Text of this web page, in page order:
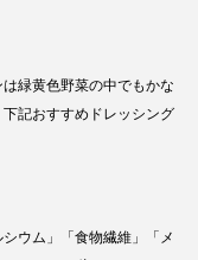
緑黄色野菜の中でもかな
記おすすめドレッシング
ウム」「食物繊維」「メ